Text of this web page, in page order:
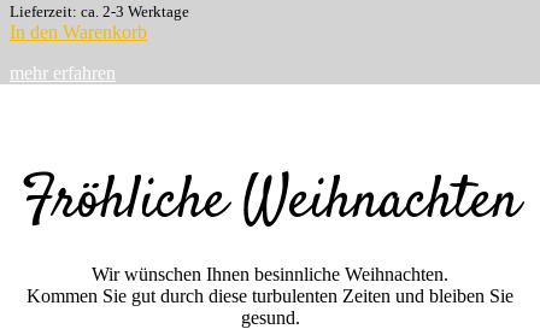
Lieferzeit: ca. 2-3 Werktage
In den Warenkorb
mehr erfahren
Fröhliche Weihnachten
Wir wünschen Ihnen besinnliche Weihnachten.
Kommen Sie gut durch diese turbulenten Zeiten und bleiben Sie
gesund.